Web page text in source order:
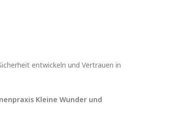
entwickeln und Vertrauen in
Kleine Wunder und